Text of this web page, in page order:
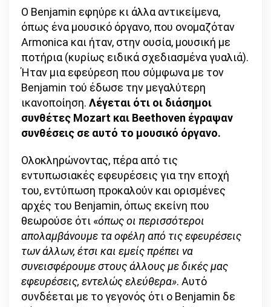
Ο Benjamin εφηύρε κι άλλα αντικείμενα,
όπως ένα μουσικό όργανο, που ονομαζόταν
Armonica και ήταν, στην ουσία, μουσική με
ποτήρια (κυρίως ειδικά σχεδιασμένα γυαλιά).
Ήταν μια εφεύρεση που σύμφωνα με τον
Benjamin τού έδωσε την μεγαλύτερη
ικανοποίηση. Λέγεται ότι οι διάσημοι
συνθέτες Mozart και Beethoven έγραψαν
συνθέσεις σε αυτό το μουσικό όργανο.
Ολοκληρώνοντας, πέρα από τις
εντυπωσιακές εφευρέσεις για την εποχή
του, εντύπωση προκαλούν και ορισμένες
αρχές του Benjamin, όπως εκείνη που
θεωρούσε ότι «όπως οι περισσότεροι
απολαμβάνουμε τα οφέλη από τις εφευρέσεις
των άλλων, έτσι και εμείς πρέπει να
συνεισφέρουμε στους άλλους με δικές μας
εφευρέσεις, εντελώς ελεύθερα». Αυτό
συνδέεται με το γεγονός ότι ο Benjamin δε